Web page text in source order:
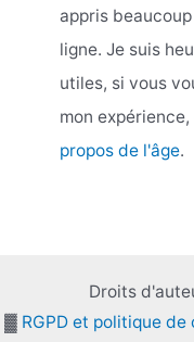
appris
ligne. Je suis
utiles, si vous
mon expérience,
propos de l'âge.
Droits
▓ RGPD et politique